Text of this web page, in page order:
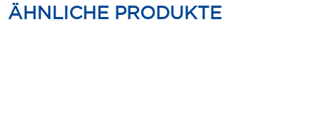
ÄHNLICHE PRODUKTE